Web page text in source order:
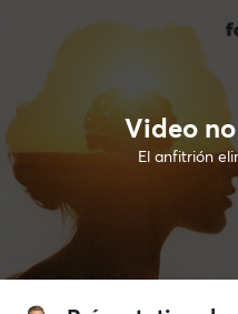
Video
El anfitrión